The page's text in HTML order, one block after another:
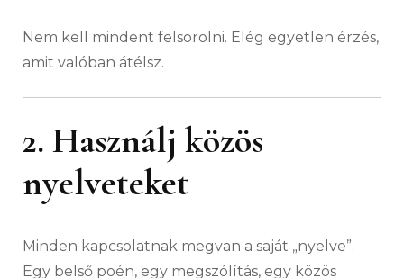
Nem kell mindent felsorolni. Elég egyetlen érzés,
amit valóban átélsz.
2. Használj közös
nyelveteket
Minden kapcsolatnak megvan a saját „nyelve”.
Egy belső poén, egy megszólítás, egy közös